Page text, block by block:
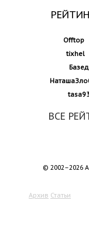
Offtop
tixhel
Базед
ВСЕ
© 2002–2026
Архив Статьи